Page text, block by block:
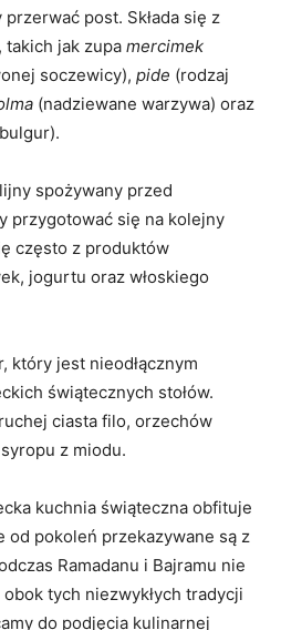
przerwać post. Składa się z
jak zupa​ mercimek
soczewicy), pide (rodzaj
​(nadziewane warzywa) oraz
spożywany przed
przygotować się na kolejny
często z produktów
jogurtu oraz włoskiego
który jest nieodłącznym
świątecznych stołów.
ciasta ​filo, orzechów
z miodu.
kuchnia ⁢świąteczna obfituje
od pokoleń przekazywane ⁢są z
Ramadanu i Bajramu nie
tych niezwykłych tradycji
​do podjęcia kulinarnej